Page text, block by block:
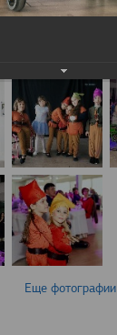
Еще фотографии